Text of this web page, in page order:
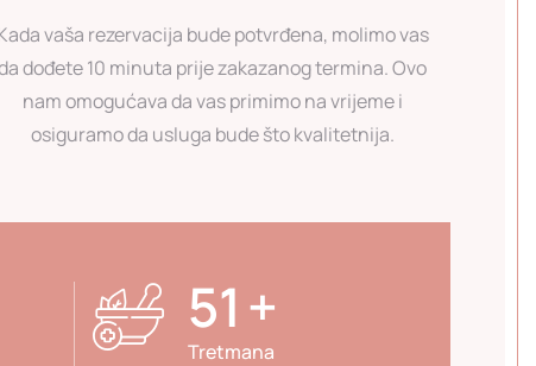
vaša rezervacija bude potvrđena, molimo vas
dođete 10 minuta prije zakazanog termina. Ovo
nam omogućava da vas primimo na vrijeme i
osiguramo da usluga bude što kvalitetnija.
84+
Tretmana